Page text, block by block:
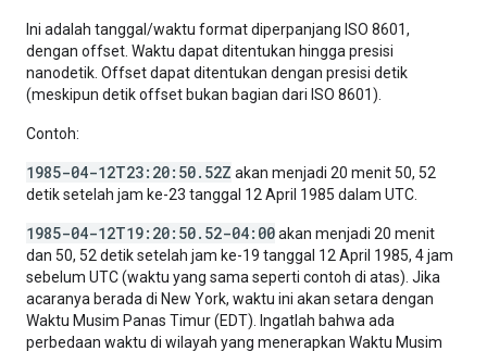
Ini adalah tanggal/waktu format diperpanjang ISO 8601,
dengan offset. Waktu dapat ditentukan hingga presisi
nanodetik. Offset dapat ditentukan dengan presisi detik
(meskipun detik offset bukan bagian dari ISO 8601).
Contoh:
1985-04-12T23:20:50.52Z akan menjadi 20 menit 50, 52
detik setelah jam ke-23 tanggal 12 April 1985 dalam UTC.
1985-04-12T19:20:50.52-04:00akan menjadi 20 menit
dan 50, 52 detik setelah jam ke-19 tanggal 12 April 1985, 4 jam
sebelum UTC (waktu yang sama seperti contoh di atas). Jika
acaranya berada di New York, waktu ini akan setara dengan
Waktu Musim Panas Timur (EDT). Ingatlah bahwa ada
perbedaan waktu di wilayah yang menerapkan Waktu Musim